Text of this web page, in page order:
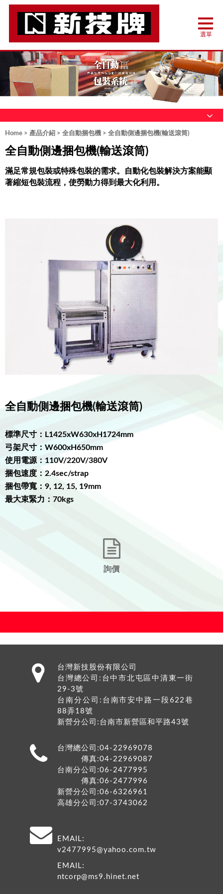
Home > 產品介紹 > 全自動捆包機 > 全自動側邊捆包機(輸送滾筒)
全自動側邊捆包機(輸送滾筒)
滿足常規包裝或特殊包裝的需求。自動化包裝解決方案能顯
著縮短包裝流程，使勞動力得到最大化利用。
全自動側邊捆包機(輸送滾筒)
標準尺寸：L1425xW630xH1724mm
弓架尺寸：W600xH650mm
使用電源 ：110V/220V/380V
捆包速度 ： 2.4sec/strap
捆包帶寬： 9, 12, 15, 19mm
最大束緊力：70kgs
詢價
台灣新技股份有限公司
台灣總公司: 台中市北屯區 中清東一街
29-3號
台南分公司:台南市安中路一段622巷
88弄18號
新營分公司:台南市新營區和平路43號
台灣總公司:04-22969078
傳真:04-22969087
台南分公司:06-2477995
傳真:06-2477996
新營分公司:06-6326961
高雄分公司:07-3743062
EMAIL:
v2477995@yahoo.com.tw
EMAIL:
ntcorp@ms9.hinet.net